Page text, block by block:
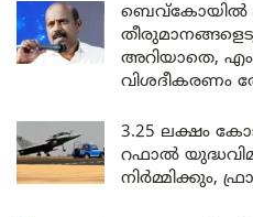
ബെവ്കോയിൽ
അറിയാതെ,
വിശദീകരണം
3.25 ലക്ഷം
റഫാൽ
നിർമ്മിക്കും,